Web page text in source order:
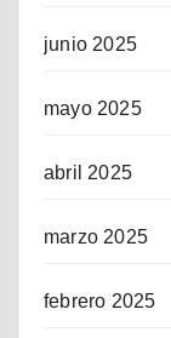
junio 2025
mayo 2025
abril 2025
marzo 2025
febrero 2025